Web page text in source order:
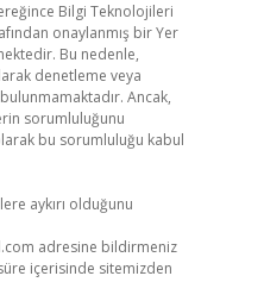
Bilgi Teknolojileri
onaylanmış bir Yer
Bu nedenle,
denetleme veya
Ancak,
sorumluluğunu
bu sorumluluğu kabul
aykırı olduğunu
adresine bildirmeniz
içerisinde sitemizden